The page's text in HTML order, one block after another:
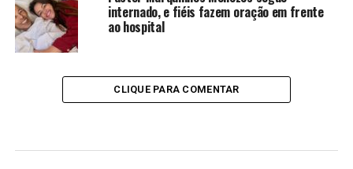
internado, e fiéis fazem oração em frente
ao hospital
CLIQUE PARA COMENTAR